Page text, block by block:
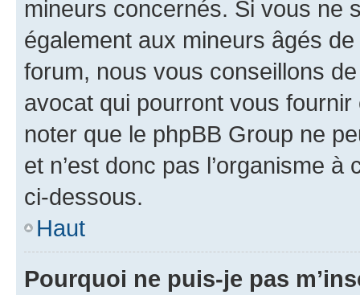
mineurs concernés. Si vous ne
également aux mineurs âgés
forum, nous vous conseillons
avocat qui pourront vous
noter que le phpBB Group ne
et n’est donc pas l’organisme
ci-dessous.
Haut
Pourquoi ne puis-je pas